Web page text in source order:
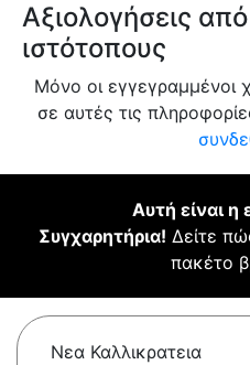
Αξιολογήσεις
ιστότοπους
Μόνο οι εγγεγραμμένοι
σε αυτές τις
Αυτή είναι η
Συγχαρητήρια! Δείτε
πακέτο
Νεα Καλλικρατεια